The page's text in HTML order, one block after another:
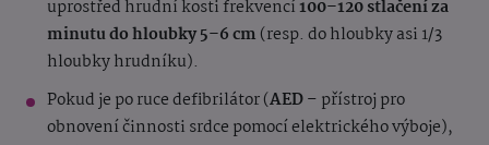
uprostřed hrudní kosti frekvencí100–120 stlačení za
minutu do hloubky 5–6 cm (resp. do hloubky asi 1/3
hloubky hrudníku).
Pokud je po ruce defibrilátor (AED– přístroj pro
obnovení činnosti srdce pomocí elektrického výboje),